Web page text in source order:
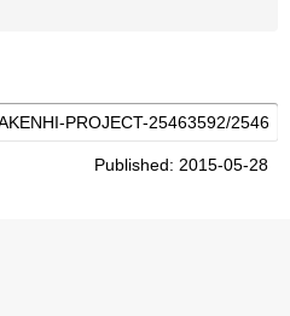
Published: 2015-05-28